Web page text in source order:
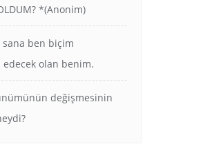
*(Anonim)
sana ben biçim
edecek olan benim.
değişmesinin